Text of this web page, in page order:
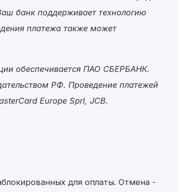
банк поддерживает технологию
платежа также может
обеспечивается ПАО СБЕРБАНК.
РФ. Проведение платежей
Europe Sprl, JCB.
для оплаты. Отмена -